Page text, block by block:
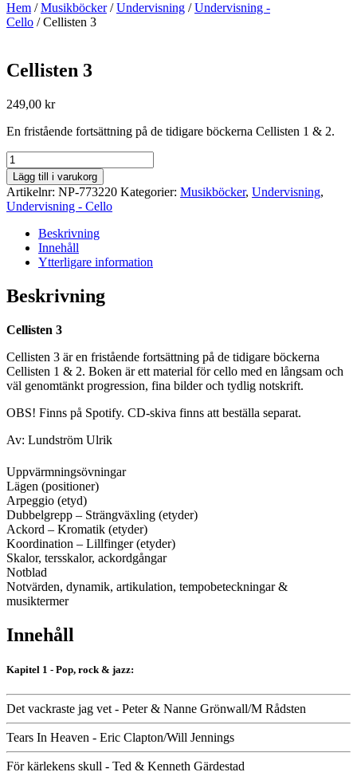
Hem /Musikböcker/Undervisning /Undervisning -
Cello / Cellisten 3
Cellisten 3
249,00 kr
En fristående fortsättning på de tidigare böckerna Cellisten 1 & 2.
Cellisten
3
mängd
Lägg till i varukorg
Artikelnr: NP-773220 Kategorier: Musikböcker, Undervisning,
Undervisning - Cello
Beskrivning
Innehåll
Ytterligare information
Beskrivning
Cellisten 3
Cellisten 3 är en fristående fortsättning på de tidigare böckerna
Cellisten 1 & 2. Boken är ett material för cello med en långsam och
väl genomtänkt progression, fina bilder och tydlig notskrift.
OBS! Finns på Spotify. CD-skiva finns att beställa separat.
Av: Lundström Ulrik
Uppvärmningsövningar
Lägen (positioner)
Arpeggio (etyd)
Dubbelgrepp – Strängväxling (etyder)
Ackord – Kromatik (etyder)
Koordination – Lillfinger (etyder)
Skalor, tersskalor, ackordgångar
Notblad
Notvärden, dynamik, artikulation, tempobeteckningar &
musiktermer
Innehåll
Kapitel 1 - Pop, rock & jazz:
Det vackraste jag vet - Peter & Nanne Grönwall/M Rådsten
Tears In Heaven - Eric Clapton/Will Jennings
För kärlekens skull - Ted & Kenneth Gärdestad